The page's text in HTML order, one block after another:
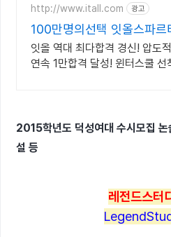
http://www.itall.com 광고
100만명의선택 잇올스파르
잇올 역대 최다합격 경신! 압도
연속 1만합격 달성! 윈터스쿨 선
2015학년도 덕성여대 수시모집 논
설 등
레전드스터